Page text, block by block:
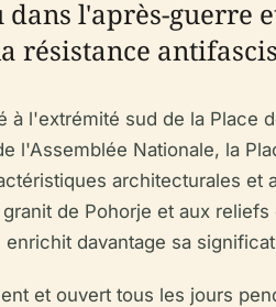
dans l'après-guerre
résistance
à l'extrémité sud de la Place
l'Assemblée Nationale, la
architecturales
de Pohorje et aux
davantage sa
et ouvert tous les jours